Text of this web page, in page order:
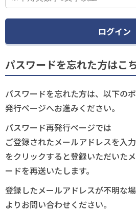
ログイン
パスワードを忘れた方はこ
パスワードを忘れた方は、以下の
発行ページへお進みください。
パスワード再発行ページでは
ご登録されたメールアドレスを入
をクリックすると登録いただいた
ードを再送いたします。
登録したメールアドレスが不明な
よりお問い合わせください。